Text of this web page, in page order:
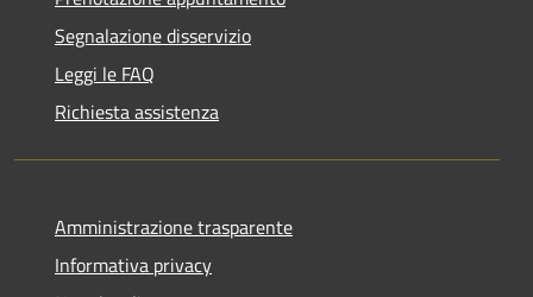
Segnalazione disservizio
Leggi le FAQ
Richiesta assistenza
Amministrazione trasparente
Informativa privacy